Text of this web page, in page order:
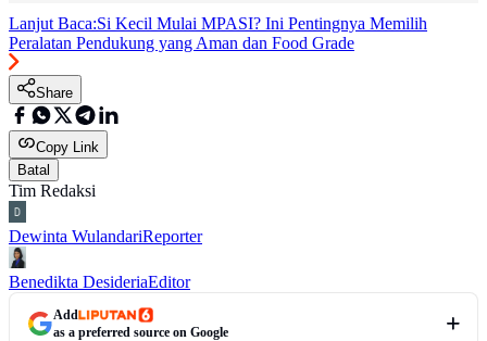
Lanjut Baca:Si Kecil Mulai MPASI? Ini Pentingnya Memilih
Peralatan Pendukung yang Aman dan Food Grade
Share
Copy Link
Batal
Tim Redaksi
Dewinta WulandariReporter
Benedikta DesideriaEditor
Add
as a preferred source on Google